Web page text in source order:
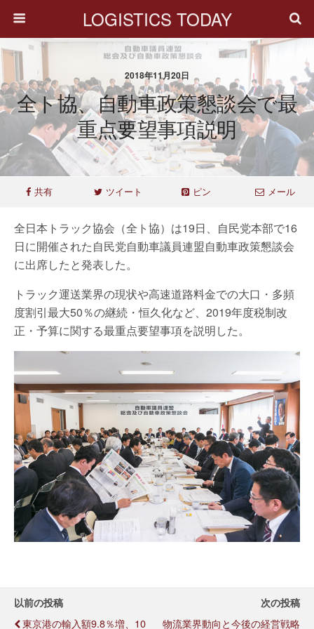
LOGISTICS TODAY
2018年11月20日
全ト協、自動車政策懇談会で最
重点要望事項説明
共有 ツイート ピン メール
全日本トラック協会（全ト協）は19日、自民党本部で16
日に開催された自民党自動車議員連盟自動車政策懇談会
に出席したと発表した。
トラック運送業界の現状や高速道路料金での大口・多頻
度割引最大50％の継続・恒久化など、2019年度税制改
正・予算に関する最重点要望事項を説明した。
以前の投稿
東京港の輸入額9.8％増、10
次の投稿
物流業界動向と今後の経営戦略